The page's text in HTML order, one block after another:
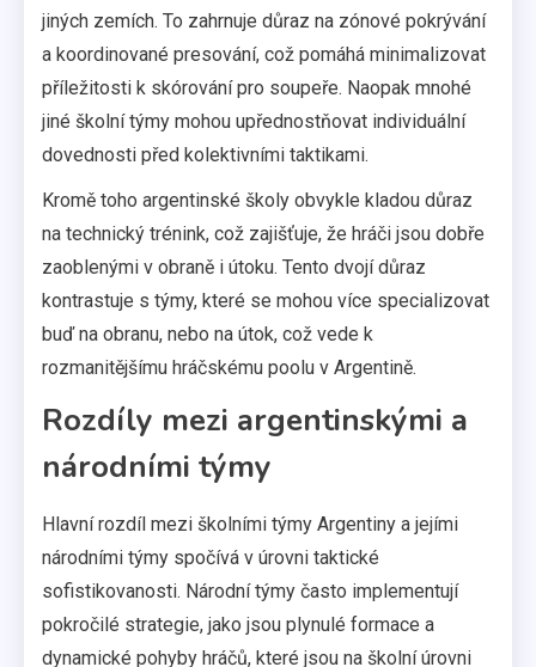
jiných zemích. To zahrnuje důraz na zónové pokrývání
a koordinované presování, což pomáhá minimalizovat
příležitosti k skórování pro soupeře. Naopak mnohé
jiné školní týmy mohou upřednostňovat individuální
dovednosti před kolektivními taktikami.
Kromě toho argentinské školy obvykle kladou důraz
na technický trénink, což zajišťuje, že hráči jsou dobře
zaoblenými v obraně i útoku. Tento dvojí důraz
kontrastuje s týmy, které se mohou více specializovat
buď na obranu, nebo na útok, což vede k
rozmanitějšímu hráčskému poolu v Argentině.
Rozdíly mezi argentinskými a
národními týmy
Hlavní rozdíl mezi školními týmy Argentiny a jejími
národními týmy spočívá v úrovni taktické
sofistikovanosti. Národní týmy často implementují
pokročilé strategie, jako jsou plynulé formace a
dynamické pohyby hráčů, které jsou na školní úrovni